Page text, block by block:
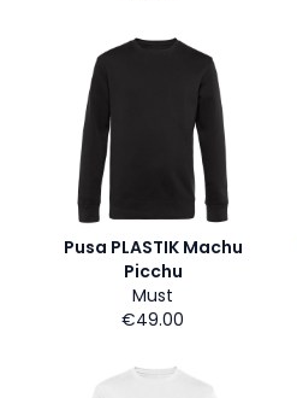
Pusa PLASTIK Machu
Picchu
Must
€49.00